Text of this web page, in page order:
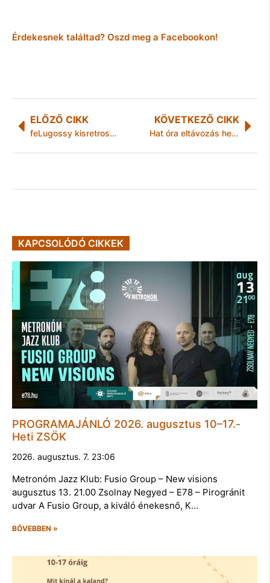
Érdekesnek találtad? Oszd meg a Facebookon!
ELŐZŐ CIKK
feLugossy kisretrospektív
KÖVETKEZŐ CIKK
Hat óra eltávozás helyett 12 nap szabadság
KAPCSOLÓDÓ CIKKEK
PROGRAMAJÁNLÓ 2026. augusztus 10–17.-
Heti ZSÖK
2026. augusztus. 7. 23:06
Metronóm Jazz Klub: Fusio Group – New visions
augusztus 13. 21.00 Zsolnay Negyed – E78 – Pirogránit
udvar A Fusio Group, a kiváló énekesnő, K…
BŐVEBBEN »